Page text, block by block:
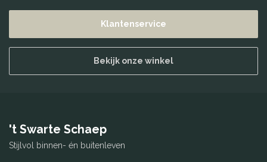
Klantenservice
Bekijk onze winkel
't Swarte Schaep
Stijlvol binnen- én buitenleven